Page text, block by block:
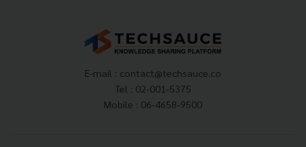
E-mail : contact@techsauce.co
Tel : 02-001-5375
Mobile : 06-4658-9500